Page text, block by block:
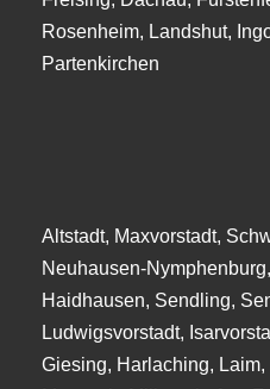
Rosenheim, Landshut,
Partenkirchen
Altstadt, Maxvorstadt,
Neuhausen-
Haidhausen, Sendling,
Ludwigsvorstadt,
Giesing, Harlaching,